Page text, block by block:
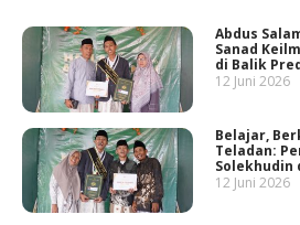
Abdus
Sanad
di Balik
12 Juni 2026
Belajar,
Teladan:
Solekhudin
12 Juni 2026